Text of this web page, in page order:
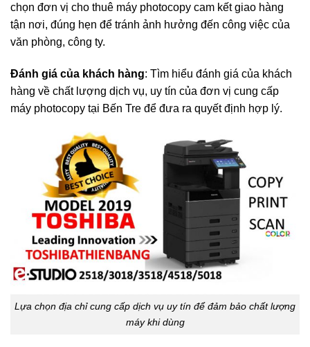
chọn đơn vị cho thuê máy photocopy cam kết giao hàng
tận nơi, đúng hẹn để tránh ảnh hưởng đến công việc của
văn phòng, công ty.
Đánh giá của khách hàng: Tìm hiểu đánh giá của khách
hàng về chất lượng dịch vụ, uy tín của đơn vị cung cấp
máy photocopy tại Bến Tre để đưa ra quyết định hợp lý.
Lựa chọn địa chỉ cung cấp dịch vụ uy tín để đảm bảo chất lượng
máy khi dùng